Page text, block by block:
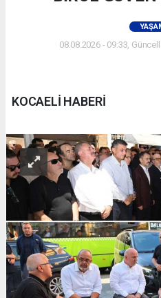
08.08.2026 - 09:33,
KOCAELİ HABERİ